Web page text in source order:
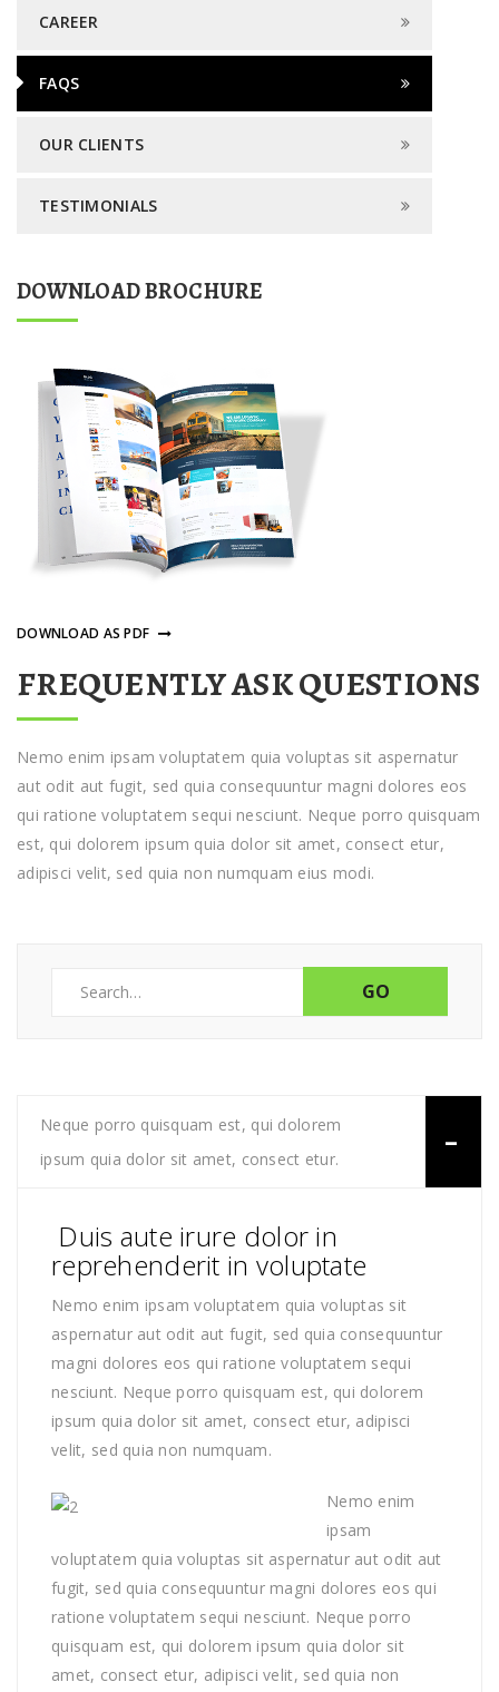
CAREER
FAQS
OUR CLIENTS
TESTIMONIALS
DOWNLOAD BROCHURE
DOWNLOAD AS PDF
FREQUENTLY ASK QUESTIONS
Nemo enim ipsam voluptatem quia voluptas sit aspernatur
aut odit aut fugit, sed quia consequuntur magni dolores eos
qui ratione voluptatem sequi nesciunt. Neque porro quisquam
est, qui dolorem ipsum quia dolor sit amet, consect etur,
adipisci velit, sed quia non numquam eius modi.
Neque porro quisquam est, qui dolorem
ipsum quia dolor sit amet, consect etur.
Duis aute irure dolor in
reprehenderit in voluptate
Nemo enim ipsam voluptatem quia voluptas sit
aspernatur aut odit aut fugit, sed quia consequuntur
magni dolores eos qui ratione voluptatem sequi
nesciunt. Neque porro quisquam est, qui dolorem
ipsum quia dolor sit amet, consect etur, adipisci
velit, sed quia non numquam.
Nemo enim
ipsam
voluptatem quia voluptas sit aspernatur aut odit aut
fugit, sed quia consequuntur magni dolores eos qui
ratione voluptatem sequi nesciunt. Neque porro
quisquam est, qui dolorem ipsum quia dolor sit
amet, consect etur, adipisci velit, sed quia non